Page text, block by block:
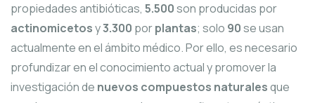
propiedades antibióticas, 5.500son producidas por
actinomicetosy3.300 porplantas; solo 90se usan
actualmente en el ámbito médico. Por ello, es necesario
profundizar en el conocimiento actual y promover la
investigación de nuevos compuestos naturalesque